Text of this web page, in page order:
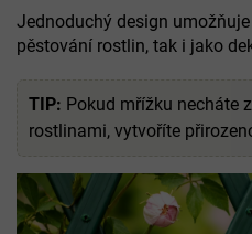
Jednoduchý design
pěstování rostlin, tak i jako
TIP: Pokud mřížku necháte
rostlinami, vytvoříte